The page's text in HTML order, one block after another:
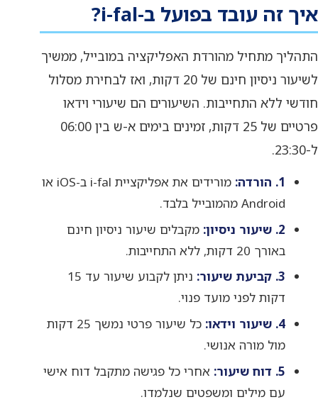
איך זה עובד בפועל ב-i-fal?
התהליך מתחיל מהורדת האפליקציה במובייל, ממשיך
לשיעור ניסיון חינם של 20 דקות, ואז לבחירת מסלול
חודשי ללא התחייבות. השיעורים הם שיעורי וידאו
פרטיים של 25 דקות, זמינים בימים א-ש בין 06:00
ל-23:30.
1. הורדה:
מורידים את אפליקציית i-fal ב-iOS או
Android מהמובייל בלבד.
2. שיעור ניסיון:
מקבלים שיעור ניסיון חינם
באורך 20 דקות, ללא התחייבות.
3. קביעת שיעור:
ניתן לקבוע שיעור עד 15
דקות לפני מועד פנוי.
4. שיעור וידאו:
כל שיעור פרטי נמשך 25 דקות
מול מורה אנושי.
5. דוח שיעור:
אחרי כל פגישה מתקבל דוח אישי
עם מילים ומשפטים שנלמדו.